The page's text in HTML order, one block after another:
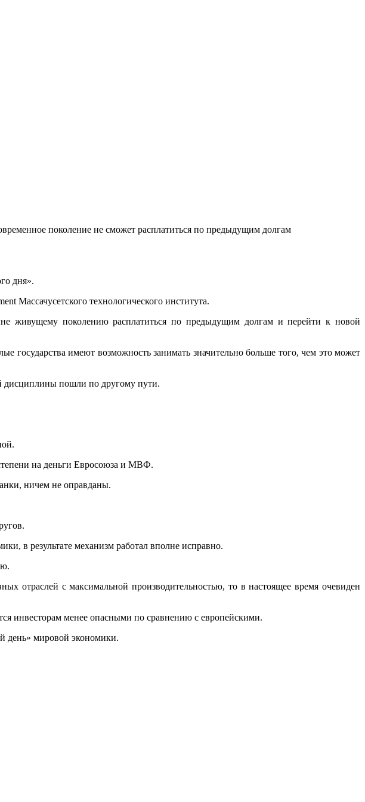
поколение не сможет расплатиться по предыдущим долгам
дня».
Массачусетского технологического института.
живущему поколению расплатиться по предыдущим долгам и перейти к новой
имеют возможность занимать значительно больше того, чем это может
дисциплины пошли по другому пути.
на деньги Евросоюза и МВФ.
ничем не оправданы.
в результате механизм работал вполне исправно.
отраслей с максимальной производительностью, то в настоящее время очевиден
инвесторам менее опасными по сравнению с европейскими.
день» мировой экономики.